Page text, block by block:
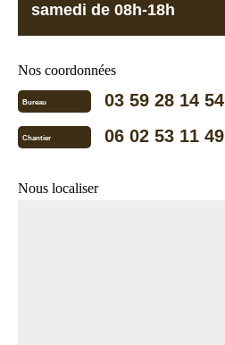
samedi de 08h-18h
Nos coordonnées
Bureau 03 59 28 14 54
Chantier 06 02 53 11 49
Nous localiser